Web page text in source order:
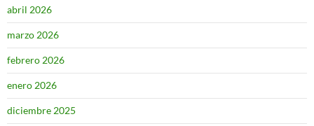
abril 2026
marzo 2026
febrero 2026
enero 2026
diciembre 2025